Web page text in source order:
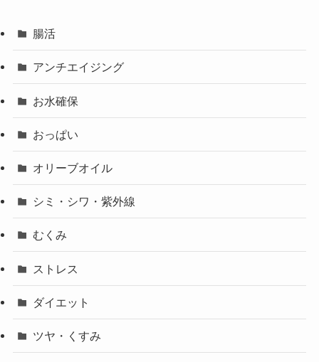
腸活
アンチエイジング
お水確保
おっぱい
オリーブオイル
シミ・シワ・紫外線
むくみ
ストレス
ダイエット
ツヤ・くすみ